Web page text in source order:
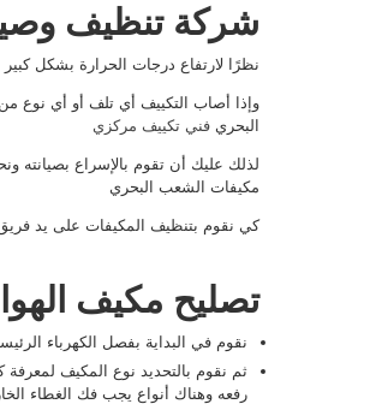
شركة تنظيف
نظرًا لارتفاع درجات الحرارة بشكل
وإذا أصاب التكييف أي تلف أو أي نوع
البحري فني تكييف مركزي
لذلك عليك أن تقوم بالإسراع بصيانته
مكيفات الشعب البحري
كي نقوم بتنظيف المكيفات على يد
تصليح مكيف
نقوم في البداية بفصل الكهرباء
ثم نقوم بالتحديد نوع المكيف لمعرفة
رفعه وهناك أنواع يجب فك الغطاء